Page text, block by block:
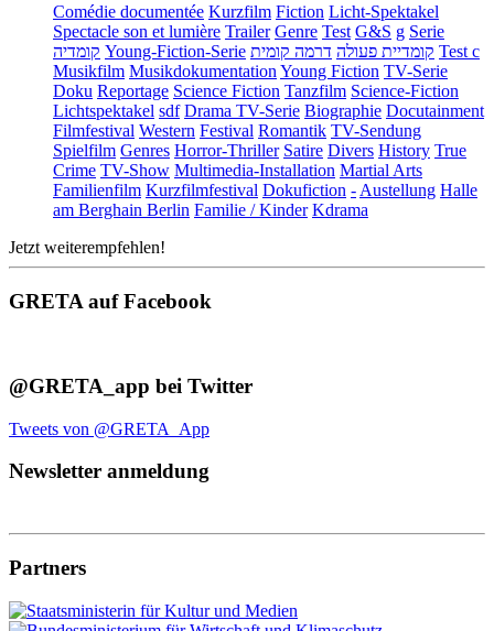
Comédie documentée Kurzfilm Fiction Licht-Spektakel
Spectacle son et lumière Trailer Genre Test G&S g Serie
קומדיה Young-Fiction-Serie קומדיית פעולה דרמה קומית
Test c
Musikfilm Musikdokumentation Young Fiction TV-Serie
Doku Reportage Science Fiction Tanzfilm Science-Fiction
Lichtspektakel sdf Drama TV-Serie Biographie Docutainment
Filmfestival Western Festival Romantik TV-Sendung
Spielfilm Genres Horror-Thriller Satire Divers History True
Crime TV-Show Multimedia-Installation Martial Arts
Familienfilm Kurzfilmfestival Dokufiction - Austellung Halle
am Berghain Berlin Familie / Kinder Kdrama
Jetzt weiterempfehlen!
GRETA auf Facebook
@GRETA_app bei Twitter
Tweets von @GRETA_App
Newsletter anmeldung
Partners